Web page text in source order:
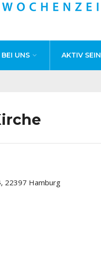
BEI UNS AKTIV SEIN
22397 Hamburg